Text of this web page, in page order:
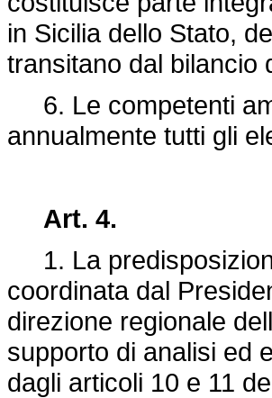
in Sicilia dello Stato,
transitano dal bilancio
6. Le competenti
annualmente tutti gli
Art. 4.
1. La
coordinata dal
direzione regionale
supporto di analisi ed
dagli articoli 10 e 11